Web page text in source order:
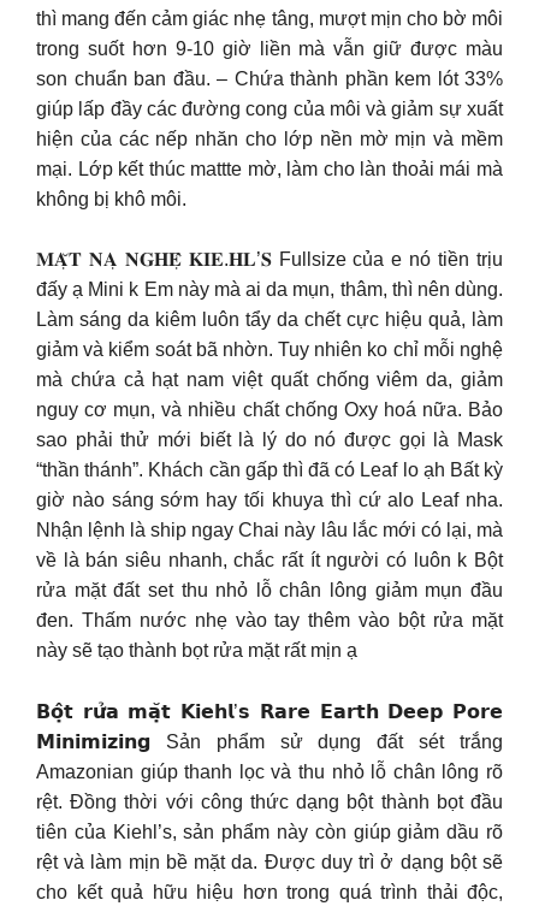
thì mang đến cảm giác nhẹ tâng, mượt mịn cho bờ môi
trong suốt hơn 9-10 giờ liền mà vẫn giữ được màu
son chuẩn ban đầu. – Chứa thành phần kem lót 33%
giúp lấp đầy các đường cong của môi và giảm sự xuất
hiện của các nếp nhăn cho lớp nền mờ mịn và mềm
mại. Lớp kết thúc mattte mờ, làm cho làn thoải mái mà
không bị khô môi.
𝐌𝐀̣̆𝐓 𝐍𝐀̣ 𝐍𝐆𝐇𝐄̣̂ 𝐊𝐈𝐄.𝐇𝐋’𝐒 Fullsize của e nó tiền trịu
đấy ạ Mini k Em này mà ai da mụn, thâm, thì nên dùng.
Làm sáng da kiêm luôn tẩy da chết cực hiệu quả, làm
giảm và kiểm soát bã nhờn. Tuy nhiên ko chỉ mỗi nghệ
mà chứa cả hạt nam việt quất chống viêm da, giảm
nguy cơ mụn, và nhiều chất chống Oxy hoá nữa. Bảo
sao phải thử mới biết là lý do nó được gọi là Mask
“thần thánh”. Khách cần gấp thì đã có Leaf lo ạh Bất kỳ
giờ nào sáng sớm hay tối khuya thì cứ alo Leaf nha.
Nhận lệnh là ship ngay Chai này lâu lắc mới có lại, mà
về là bán siêu nhanh, chắc rất ít người có luôn k Bột
rửa mặt đất set thu nhỏ lỗ chân lông giảm mụn đầu
đen. Thấm nước nhẹ vào tay thêm vào bột rửa mặt
này sẽ tạo thành bọt rửa mặt rất mịn ạ
𝗕𝗼̣̂𝘁 𝗿𝘂̛̉𝗮 𝗺𝗮̣̆𝘁 𝗞𝗶𝗲𝗵𝗹’𝘀 𝗥𝗮𝗿𝗲 𝗘𝗮𝗿𝘁𝗵 𝗗𝗲𝗲𝗽 𝗣𝗼𝗿𝗲
𝗠𝗶𝗻𝗶𝗺𝗶𝘇𝗶𝗻𝗴 Sản phẩm sử dụng đất sét trắng
Amazonian giúp thanh lọc và thu nhỏ lỗ chân lông rõ
rệt. Đồng thời với công thức dạng bột thành bọt đầu
tiên của Kiehl’s, sản phẩm này còn giúp giảm dầu rõ
rệt và làm mịn bề mặt da. Được duy trì ở dạng bột sẽ
cho kết quả hữu hiệu hơn trong quá trình thải độc,